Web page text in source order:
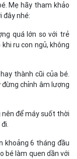
Mẹ hãy tham khảo
đây nhé:
quá lớn so với trẻ
ru con ngủ, không
thành cũi của bé.
chỉnh âm lượng
để máy suốt thời
khoảng 6 tháng đầu
bé làm quen dần với